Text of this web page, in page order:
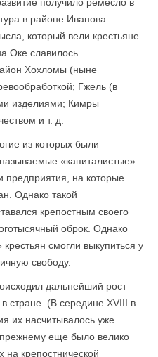
в районе Иванова
который вели крестьяне
Оке славилось
Хохломы (ныне
Гжель (в
изделиями; Кимры
и т. д.
из которых были
«капиталистые»
предприятия, на которые
Однако такой
крепостным своего
оброк. Однако
смогли выкупиться у
свободу.
дальнейший рост
стране. (В середине XVIII в.
их насчитывалось уже
еще было велико
крепостнической